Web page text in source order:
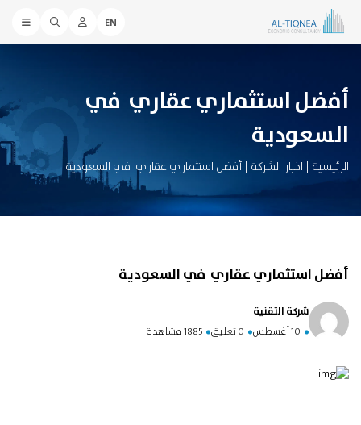
EN
أفضل استثماري عقاري في
السعودية
الرئيسية | اخبار الشركة | أفضل استثماري عقاري في السعودية
أفضل استثماري عقاري في السعودية
شركة التقنية
10 أغسطس 0 تعليق 1885 مشاهدة